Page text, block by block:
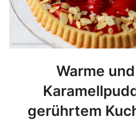
Warme
gerührtem